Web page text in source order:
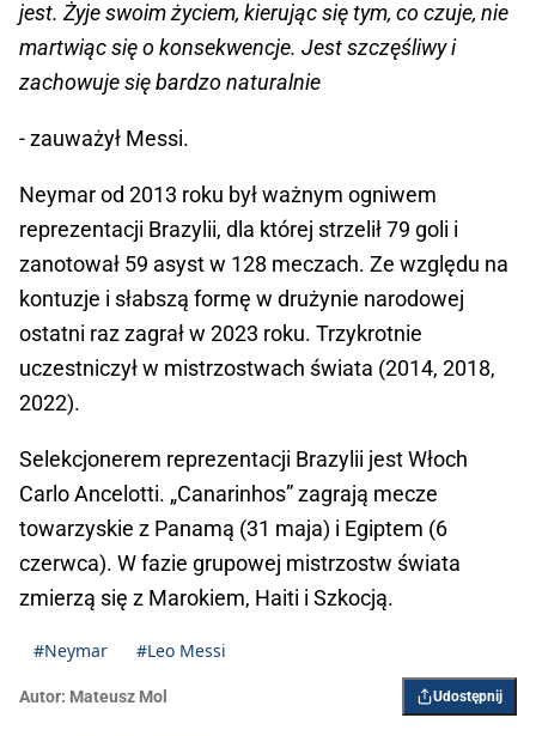
jest. Żyje swoim życiem, kierując się tym, co czuje, nie
martwiąc się o konsekwencje. Jest szczęśliwy i
zachowuje się bardzo naturalnie
- zauważył Messi.
Neymar od 2013 roku był ważnym ogniwem
reprezentacji Brazylii, dla której strzelił 79 goli i
zanotował 59 asyst w 128 meczach. Ze względu na
kontuzje i słabszą formę w drużynie narodowej
ostatni raz zagrał w 2023 roku. Trzykrotnie
uczestniczył w mistrzostwach świata (2014, 2018,
2022).
Selekcjonerem reprezentacji Brazylii jest Włoch
Carlo Ancelotti. „Canarinhos” zagrają mecze
towarzyskie z Panamą (31 maja) i Egiptem (6
czerwca). W fazie grupowej mistrzostw świata
zmierzą się z Marokiem, Haiti i Szkocją.
#Neymar #Leo Messi
Autor: Mateusz Mol Udostępnij